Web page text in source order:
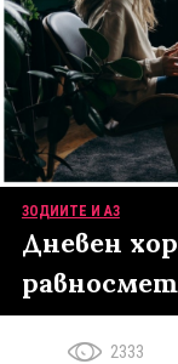
ЗОДИИТЕ И АЗ
Дневен
2333